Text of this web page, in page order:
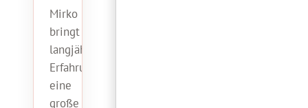
Mirko
bringt
langjährige
Erfahrung,
eine
große